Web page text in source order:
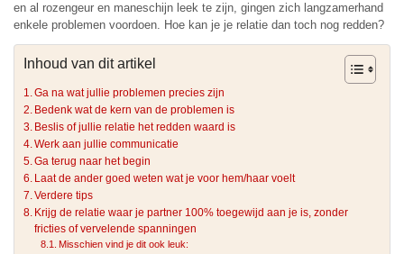
en al rozengeur en maneschijn leek te zijn, gingen zich langzamerhand
enkele problemen voordoen. Hoe kan je je relatie dan toch nog redden?
Inhoud van dit artikel
Ga na wat jullie problemen precies zijn
Bedenk wat de kern van de problemen is
Beslis of jullie relatie het redden waard is
Werk aan jullie communicatie
Ga terug naar het begin
Laat de ander goed weten wat je voor hem/haar voelt
Verdere tips
Krijg de relatie waar je partner 100% toegewijd aan je is, zonder
fricties of vervelende spanningen
Misschien vind je dit ook leuk: